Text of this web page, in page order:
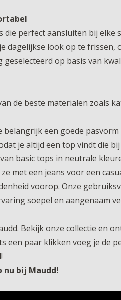
die perfect aansluiten bij
dagelijkse look op te
op basis van
de beste materialen zoals
een goede
je altijd een top vindt die
basic tops in neutrale
met een jeans voor een
voorop. Onze
soepel en aangenaam
Bekijk onze collectie en
een paar klikken voeg je de
nu bij Maudd!